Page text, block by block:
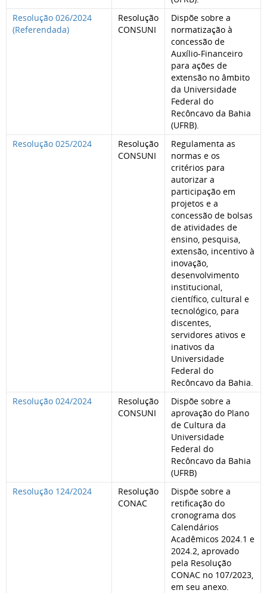
Resolução 026/2024
(Referendada)
Resolução
CONSUNI
Dispõe sobre a
normatização à
concessão de
Auxílio-Financeiro
para ações de
extensão no âmbito
da Universidade
Federal do
Recôncavo da Bahia
(UFRB).
Resolução 025/2024
Resolução
CONSUNI
Regulamenta as
normas e os
critérios para
autorizar a
participação em
projetos e a
concessão de bolsas
de atividades de
ensino, pesquisa,
extensão, incentivo à
inovação,
desenvolvimento
institucional,
científico, cultural e
tecnológico, para
discentes,
servidores ativos e
inativos da
Universidade
Federal do
Recôncavo da Bahia.
Resolução 024/2024
Resolução
CONSUNI
Dispõe sobre a
aprovação do Plano
de Cultura da
Universidade
Federal do
Recôncavo da Bahia
(UFRB)
Resolução 124/2024
Resolução
CONAC
Dispõe sobre a
retificação do
cronograma dos
Calendários
Acadêmicos 2024.1 e
2024.2, aprovado
pela Resolução
CONAC no 107/2023,
em seu anexo.